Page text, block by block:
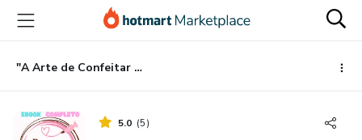
para
conteúdo
principal
para
pagamento
para
rodapé
"A Arte de Confeitar Bolos de Festa"
5.0 (5)